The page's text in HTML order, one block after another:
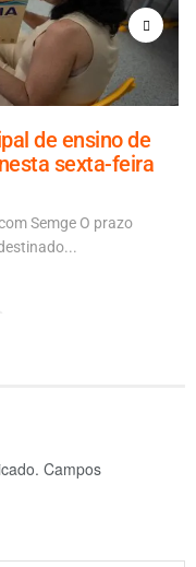
de ensino de
sexta-feira
Semge O prazo
Campos